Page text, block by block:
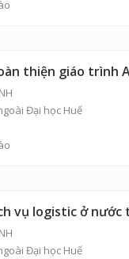
thiện giáo trình
Đại học Huế
vụ logistic ở nước
Đại học Huế